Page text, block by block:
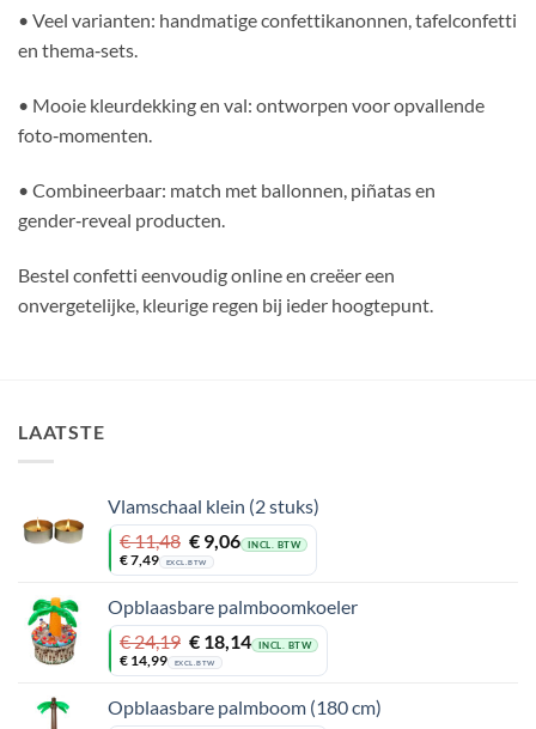
• Veel varianten: handmatige confettikanonnen, tafelconfetti
en thema‑sets.
• Mooie kleurdekking en val: ontworpen voor opvallende
foto‑momenten.
• Combineerbaar: match met ballonnen, piñatas en
gender‑reveal producten.
Bestel confetti eenvoudig online en creëer een
onvergetelijke, kleurige regen bij ieder hoogtepunt.
LAATSTE
Vlamschaal klein (2 stuks)
€11,48
Oorspronkelijke
prijs
was:
€ 11,48.
€9,06
Huidige
prijs
is:
€ 9,06.
INCL. BTW
€7,49 EXCL. BTW
Opblaasbare palmboomkoeler
€24,19
Oorspronkelijke
prijs
was:
€ 24,19.
€18,14
Huidige
prijs
is:
€ 18,14.
INCL. BTW
€ 14,99 EXCL. BTW
Opblaasbare palmboom (180 cm)